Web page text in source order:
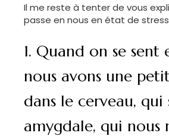
Il me reste à tenter de vous
passe en nous en état de
1. Quand on se sent
nous avons une
dans le cerveau, qui
amygdale, qui nous